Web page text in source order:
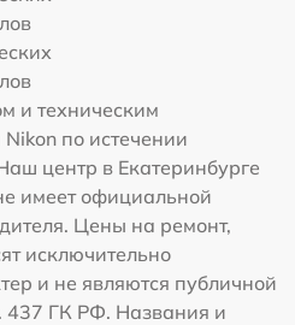
и техническим
по истечении
центр в Екатеринбурге
имеет официальной
Цены на ремонт,
исключительно
и не являются публичной
437 ГК РФ. Названия и